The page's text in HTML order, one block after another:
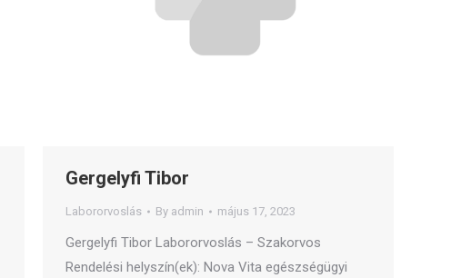
Gergelyfi Tibor
Labororvoslás By admin május 17, 2023
Gergelyfi Tibor Labororvoslás – Szakorvos
Rendelési helyszín(ek): Nova Vita egészségügyi